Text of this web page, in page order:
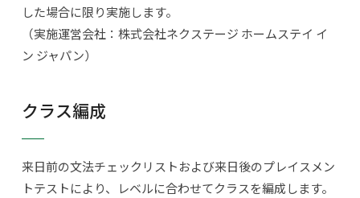
した場合に限り実施します。
（実施運営会社：株式会社ネクステージ ホームステイ イ
ン ジャパン）
クラス編成
来日前の文法チェックリストおよび来日後のプレイスメン
トテストにより、レベルに合わせてクラスを編成します。